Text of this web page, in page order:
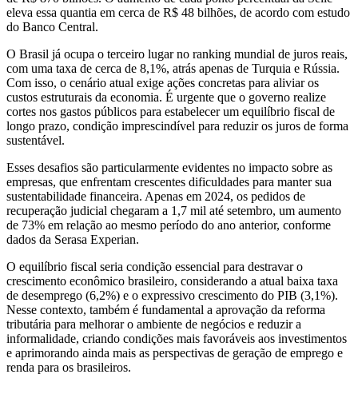
eleva essa quantia em cerca de R$ 48 bilhões, de acordo com estudo
do Banco Central.
O Brasil já ocupa o terceiro lugar no ranking mundial de juros reais,
com uma taxa de cerca de 8,1%, atrás apenas de Turquia e Rússia.
Com isso, o cenário atual exige ações concretas para aliviar os
custos estruturais da economia. É urgente que o governo realize
cortes nos gastos públicos para estabelecer um equilíbrio fiscal de
longo prazo, condição imprescindível para reduzir os juros de forma
sustentável.
Esses desafios são particularmente evidentes no impacto sobre as
empresas, que enfrentam crescentes dificuldades para manter sua
sustentabilidade financeira. Apenas em 2024, os pedidos de
recuperação judicial chegaram a 1,7 mil até setembro, um aumento
de 73% em relação ao mesmo período do ano anterior, conforme
dados da Serasa Experian.
O equilíbrio fiscal seria condição essencial para destravar o
crescimento econômico brasileiro, considerando a atual baixa taxa
de desemprego (6,2%) e o expressivo crescimento do PIB (3,1%).
Nesse contexto, também é fundamental a aprovação da reforma
tributária para melhorar o ambiente de negócios e reduzir a
informalidade, criando condições mais favoráveis aos investimentos
e aprimorando ainda mais as perspectivas de geração de emprego e
renda para os brasileiros.